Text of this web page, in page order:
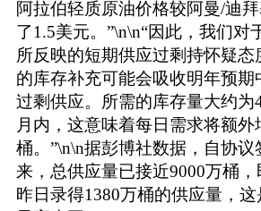
阿拉伯轻质原油价格较阿曼/迪
了1.5美元。”\n\n“因此，我们对
所反映的短期供应过剩持怀疑
的库存补充可能会吸收明年预期
过剩供应。所需的库存量大约为
月内，这意味着每日需求将额外
桶。”\n\n据彭博社数据，自协议
来，总供应量已接近9000万桶，
昨日录得1380万桶的供应量，